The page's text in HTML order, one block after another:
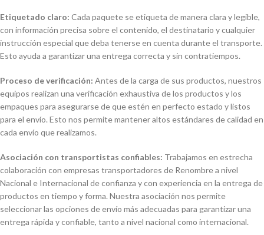
Etiquetado claro: Cada paquete se etiqueta de manera clara y legible,
con información precisa sobre el contenido, el destinatario y cualquier
instrucción especial que deba tenerse en cuenta durante el transporte.
Esto ayuda a garantizar una entrega correcta y sin contratiempos.
Proceso de verificación: Antes de la carga de sus productos, nuestros
equipos realizan una verificación exhaustiva de los productos y los
empaques para asegurarse de que estén en perfecto estado y listos
para el envío. Esto nos permite mantener altos estándares de calidad en
cada envío que realizamos.
Asociación con transportistas confiables: Trabajamos en estrecha
colaboración con empresas transportadores de Renombre a nivel
Nacional e Internacional de confianza y con experiencia en la entrega de
productos en tiempo y forma. Nuestra asociación nos permite
seleccionar las opciones de envío más adecuadas para garantizar una
entrega rápida y confiable, tanto a nivel nacional como internacional.